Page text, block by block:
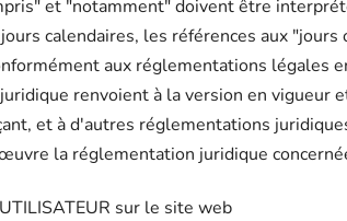
et "notamment" doivent être
calendaires, les références aux
aux réglementations légales
renvoient à la version en vigueur
et à d'autres réglementations
la réglementation juridique
sur le site web